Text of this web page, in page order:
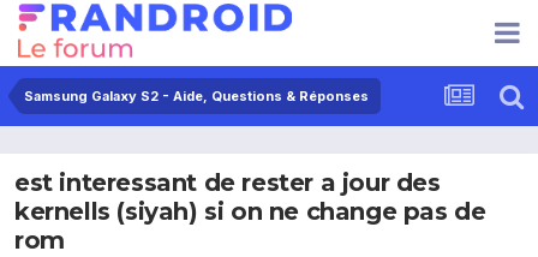
Samsung Galaxy S2 - Aide, Questions & Réponses
est interessant de rester a jour des
kernells (siyah) si on ne change pas de
rom